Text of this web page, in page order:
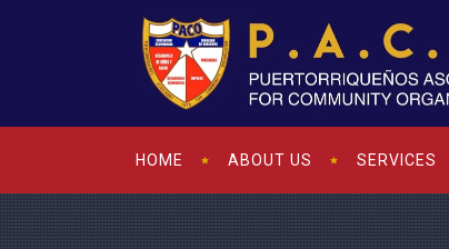
HOME ABOUT US SERVICES